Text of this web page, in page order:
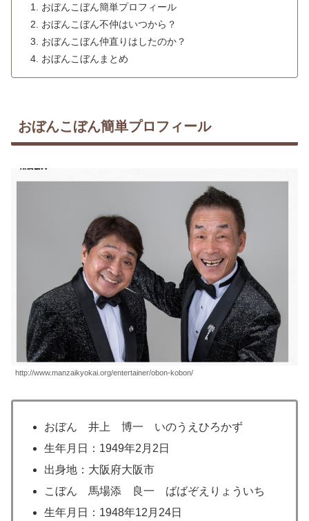
おぼんこぼん簡単プロフィール
おぼんこぼん不仲はいつから？
おぼんこぼん仲直りはしたのか？
おぼんこぼんまとめ
おぼんこぼん簡単プロフィール
http://www.manzaikyokai.org/entertainer/obon-kobon/
おぼん 井上 博一 いのうえひろかず
生年月日：1949年2月2日
出身地：大阪府大阪市
こぼん 馬場添 良一 ばばぞえりょういち
生年月日：1948年12月24日